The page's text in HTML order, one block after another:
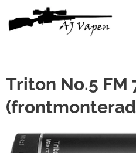
Triton No.5 FM